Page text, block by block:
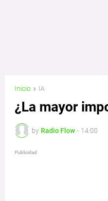
Inicio IA
¿La mayor
by Radio Flow - 14:00
Publicidad